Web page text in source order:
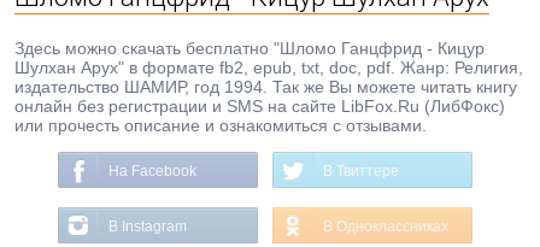
Здесь можно скачать бесплатно "Шломо Ганцфрид - Кицур
Шулхан Арух" в формате fb2, epub, txt, doc, pdf. Жанр: Религия,
издательство ШАМИР, год 1994. Так же Вы можете читать книгу
онлайн без регистрации и SMS на сайте LibFox.Ru (ЛибФокс)
или прочесть описание и ознакомиться с отзывами.
На Facebook В Твиттере
В Instagram В Одноклассниках